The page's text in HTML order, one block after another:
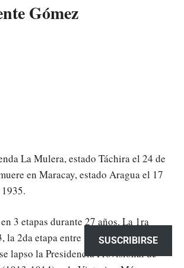
Gómez
La Mulera, estado Táchira el 24 de
en Maracay, estado Aragua el 17
3 etapas durante 27 años. La 1ra
la 2da etapa entre 1914-1922,
lapso la Presidencia Provisional de
SUSCRIBIRSE